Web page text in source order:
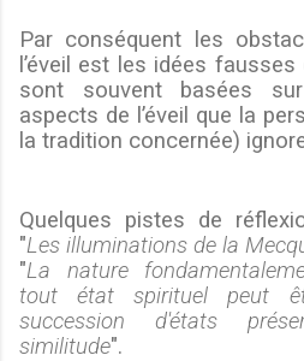
Par conséquent les
l’éveil est les idées
sont souvent basées sur
aspects de l’éveil que la
la tradition concernée)
Quelques pistes de
"Les illuminations de la
"La nature
tout état spirituel peut
succession d'états
similitude".